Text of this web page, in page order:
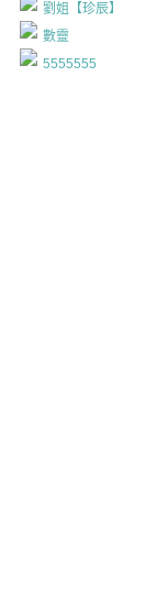
劉姐【珍辰】
數靈
5555555